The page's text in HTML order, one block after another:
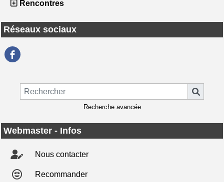
Rencontres
Réseaux sociaux
Recherche avancée
Webmaster - Infos
Nous contacter
Recommander